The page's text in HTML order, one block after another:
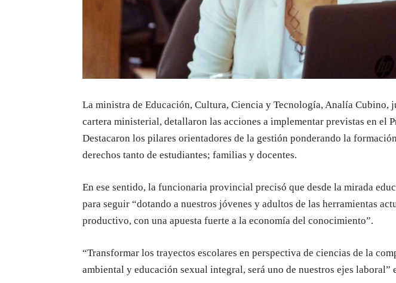
La ministra de Educación, Cultura, Ciencia y Tecnología, Analía Cubino,
cartera ministerial, detallaron las acciones a implementar previstas en el
Destacaron los pilares orientadores de la gestión ponderando la
derechos tanto de estudiantes; familias y docentes.
En ese sentido, la funcionaria provincial precisó que desde la mirada
para seguir “dotando a nuestros jóvenes y adultos de las herramientas
productivo, con una apuesta fuerte a la economía del conocimiento”.
“Transformar los trayectos escolares en perspectiva de ciencias de la
ambiental y educación sexual integral, será uno de nuestros ejes laboral”